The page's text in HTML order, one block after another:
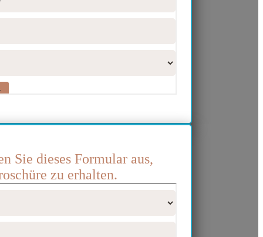
Sie dieses Formular aus,
zu erhalten.